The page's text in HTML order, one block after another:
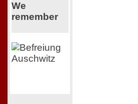
We
remember